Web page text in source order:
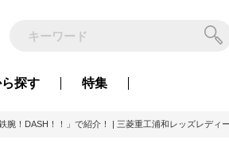
探す 特集
腕！DASH！！」で紹介！ | 三菱重工浦和レッズレデ